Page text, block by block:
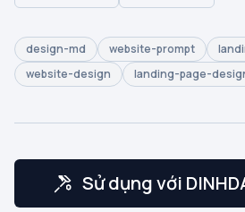
design-md website-prompt
website-design
landing-page-
Sử dụng với